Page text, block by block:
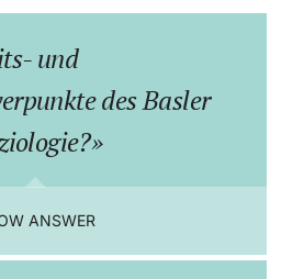
und
des Basler
ANSWER